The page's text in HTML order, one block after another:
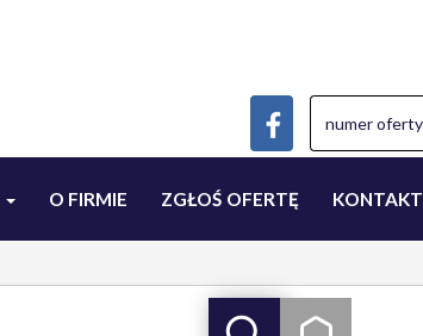
O FIRMIE ZGŁOŚ OFERTĘ KONTAKT